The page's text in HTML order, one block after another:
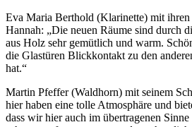
Eva Maria Berthold (Klarinette) mit ihren
Hannah: „Die neuen Räume sind durch
aus Holz sehr gemütlich und warm.
die Glastüren Blickkontakt zu den
hat.“
Martin Pfeffer (Waldhorn) mit seinem
hier haben eine tolle Atmosphäre und
dass wir hier auch im übertragenen